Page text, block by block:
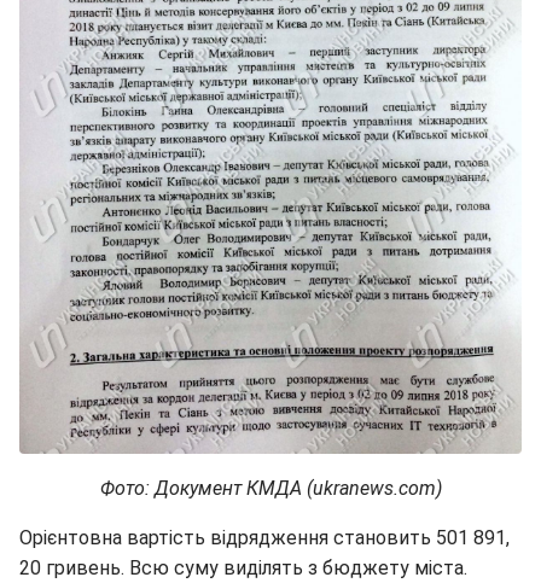
Фото: Документ КМДА (ukranews.com)
Орієнтовна вартість відрядження становить 501 891,
20 гривень. Всю суму виділять з бюджету міста.